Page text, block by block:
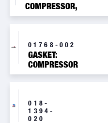
COMPRESSOR,
ADJ.,C5/5
01768-002
GASKET:
COMPRESSOR
DRIVE C3
018-
1394-
020